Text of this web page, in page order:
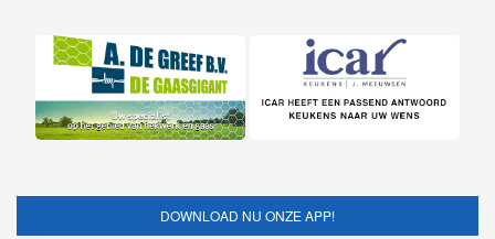
DOWNLOAD NU ONZE APP!